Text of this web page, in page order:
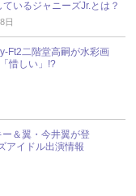
ているジャニーズJr.とは？
日
Ft2二階堂高嗣が水彩画
惜しい」!?
ー＆翼・今井翼が登
イドル出演情報